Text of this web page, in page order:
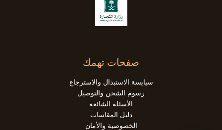
صفحات تهمك
سيايسة الاستبدال والاسترجاع
رسوم الشحن والتوصيل
الأسئلة الشائعة
دليل المقاسات
الخصوصية والأمان